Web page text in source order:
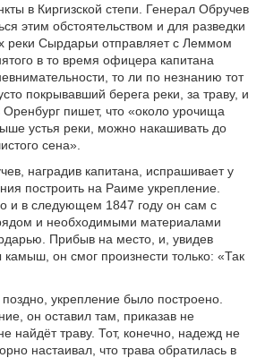
в Киргизской степи. Генерал Обручев
этим обстоятельством и для разведки
реки Сырдарьи отправляет с Леммом
в то время офицера капитана
то ли по незнанию тот
покрывавший берега реки, за траву, и
пишет, что «около урочища
устья реки, можно накашивать до
сена».
наградив капитана, испрашивает у
построить на Раиме укрепление.
и в следующем 1847 году он сам с
и необходимыми материалами
Прибыв на место, и, увидев
камыш, он смог произнести только: «Так
укрепление было построено.
он оставил там, приказав не
найдёт траву. Тот, конечно, надежд не
настаивал, что трава обратилась в